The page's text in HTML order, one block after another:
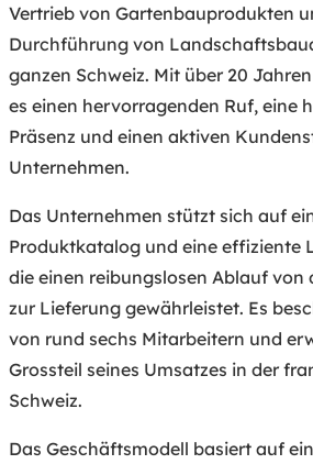
Vertrieb von Gartenbauprodukten
Durchführung von
ganzen Schweiz. Mit über 20
es einen hervorragenden Ruf, eine
Präsenz und einen aktiven
Unternehmen.
Das Unternehmen stützt sich auf
Produktkatalog und eine effiziente
die einen reibungslosen Ablauf von
zur Lieferung gewährleistet. Es
von rund sechs Mitarbeitern und
Grossteil seines Umsatzes in der
Schweiz.
Das Geschäftsmodell basiert auf